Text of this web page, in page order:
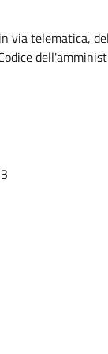
via telematica,